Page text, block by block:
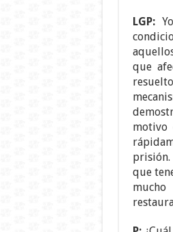
LGP:
que
motivo
que